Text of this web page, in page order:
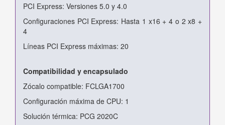
PCI Express: Versiones 5.0 y 4.0
Configuraciones PCI Express: Hasta 1 x16 + 4 o 2 x8 +
4
Líneas PCI Express máximas: 20
Compatibilidad y encapsulado
Zócalo compatible: FCLGA1700
Configuración máxima de CPU: 1
Solución térmica: PCG 2020C